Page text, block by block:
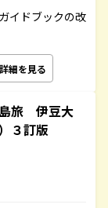
イドブックの改
詳細を見る
旅 伊豆大
３訂版